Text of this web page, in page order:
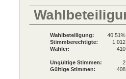
Wahlbeteiligung:
40,51%
Stimmberechtigte:
1.012
Wähler:
410
Ungültige Stimmen:
2
Gültige Stimmen:
408